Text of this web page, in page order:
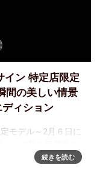
イン 特定店限定
間の美しい情景
ィション
モデル～2月６日に
かに明るむ暁をイ
続きを読む